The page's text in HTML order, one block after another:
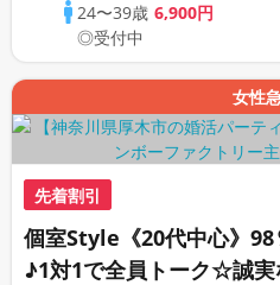
24〜39歳6,900円
◎受付中
女性
先着割引
個室Style《20代中心》98
♪1対1で全員トーク☆誠実